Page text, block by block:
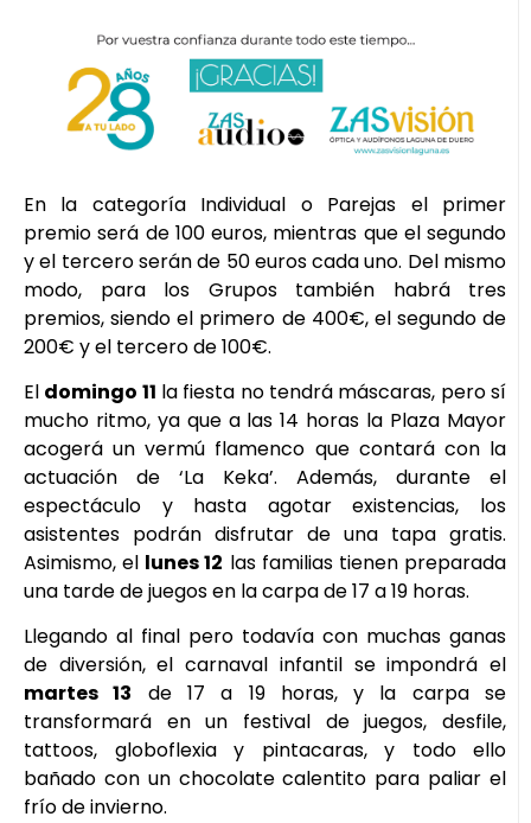
En la categoría Individual o Parejas el primer
premio será de 100 euros, mientras que el segundo
y el tercero serán de 50 euros cada uno. Del mismo
modo, para los Grupos también habrá tres
premios, siendo el primero de 400€, el segundo de
200€ y el tercero de 100€.
El domingo 11 la fiesta no tendrá máscaras, pero sí
mucho ritmo, ya que a las 14 horas la Plaza Mayor
acogerá un vermú flamenco que contará con la
actuación de ‘La Keka’. Además, durante el
espectáculo y hasta agotar existencias, los
asistentes podrán disfrutar de una tapa gratis.
Asimismo, el lunes 12 las familias tienen preparada
una tarde de juegos en la carpa de 17 a 19 horas.
Llegando al final pero todavía con muchas ganas
de diversión, el carnaval infantil se impondrá el
martes 13 de 17 a 19 horas, y la carpa se
transformará en un festival de juegos, desfile,
tattoos, globoflexia y pintacaras, y todo ello
bañado con un chocolate calentito para paliar el
frío de invierno.